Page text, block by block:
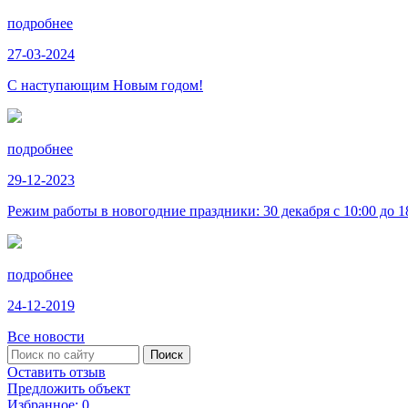
подробнее
27-03-2024
С наступающим Новым годом!
подробнее
29-12-2023
Режим работы в новогодние праздники: 30 декабря с 10:00 до
подробнее
24-12-2019
Все новости
Оставить отзыв
Предложить объект
Избранное: 0